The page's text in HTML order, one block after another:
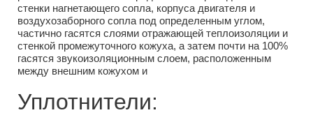
стенки нагнетающего сопла, корпуса двигателя и
воздухозаборного сопла под определенным углом,
частично гасятся слоями отражающей теплоизоляции и
стенкой промежуточного кожуха, а затем почти на 100%
гасятся звукоизоляционным слоем, расположенным
между внешним кожухом и
Уплотнители: